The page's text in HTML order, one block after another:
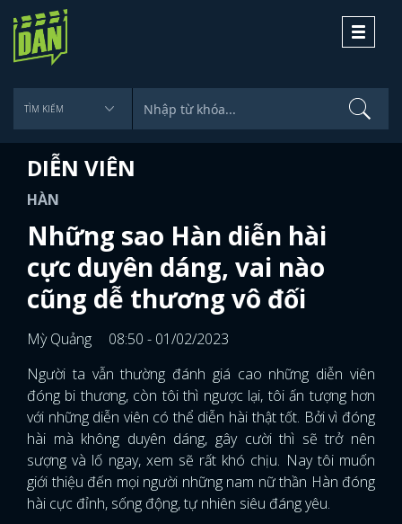
Toggle
DIỄN VIÊN
HÀN
Những sao Hàn diễn hài
cực duyên dáng, vai nào
cũng dễ thương vô đối
Mỳ Quảng
08:50 - 01/02/2023
Người ta vẫn thường đánh giá cao những diễn viên
đóng bi thương, còn tôi thì ngược lại, tôi ấn tượng hơn
với những diễn viên có thể diễn hài thật tốt. Bởi vì đóng
hài mà không duyên dáng, gây cười thì sẽ trở nên
sượng và lố ngay, xem sẽ rất khó chịu. Nay tôi muốn
giới thiệu đến mọi người những nam nữ thần Hàn đóng
hài cực đỉnh, sống động, tự nhiên siêu đáng yêu.